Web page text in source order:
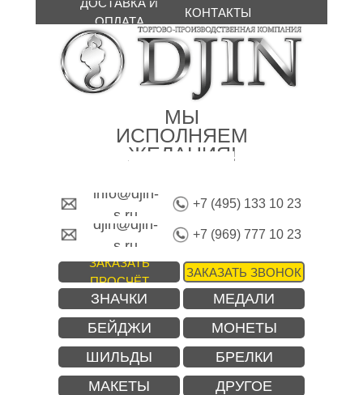
МЫ
ИСПОЛНЯЕМ
ЖЕЛАНИЯ!
ЗАКАЗАТЬ
ПРОСЧЁТ
+7 (969) 777 10 23
+7 (495) 133 10 23
ЗАКАЗАТЬ ЗВОНОК
ДОСТАВКА И
ОПЛАТА
КОНТАКТЫ
ЗНАЧКИ МЕДАЛИ
ШИЛЬДЫ БРЕЛКИ
БЕЙДЖИ МОНЕТЫ
info@djin-
s.ru
djin@djin-
s.ru
МАКЕТЫ ДРУГОЕ